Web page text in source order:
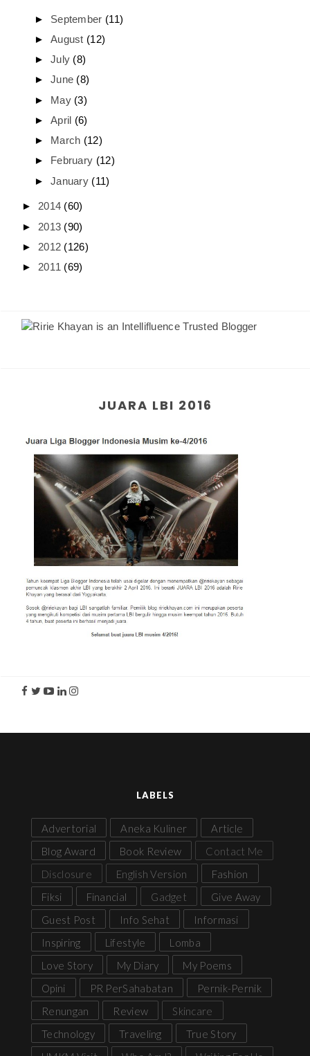
► September (11)
► August (12)
► July (8)
► June (8)
► May (3)
► April (6)
► March (12)
► February (12)
► January (11)
► 2014 (60)
► 2013 (90)
► 2012 (126)
► 2011 (69)
JUARA LBI 2016
LABELS
Advertorial Aneka Kuliner
Article
Blog Award
Book Review
Contact Me
Disclosure
English Version
Fashion
Fiksi
Financial Gadget
Give Away
Guest Post
Info Sehat
Informasi
Inspiring
Lifestyle
Lomba
Love Story
My Diary
My Poems
Opini
PR PerSahabatan
Pernik-Pernik
Renungan
Review
Skincare
Technology
Traveling
True Story